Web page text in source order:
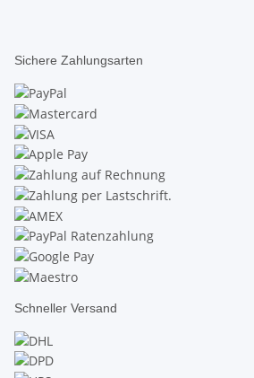
Sichere Zahlungsarten
Schneller Versand